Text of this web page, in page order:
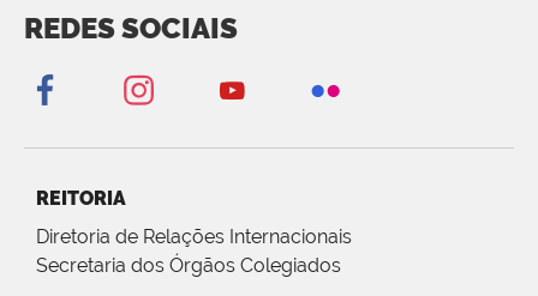
REDES SOCIAIS
REITORIA
Diretoria de Relações Internacionais
Secretaria dos Órgãos Colegiados